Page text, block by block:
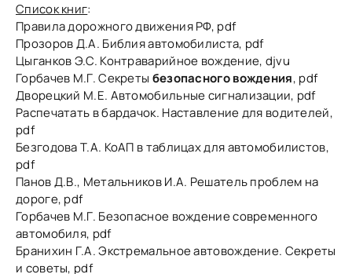
Список книг:
Правила дорожного движения РФ, pdf
Прозоров Д.А. Библия автомобилиста, pdf
Цыганков Э.С. Контраварийное вождение, djvu
Горбачев М.Г. Секреты безопасного вождения, pdf
Дворецкий М.Е. Автомобильные сигнализации, pdf
Распечатать в бардачок. Наставление для водителей,
pdf
Безгодова Т.А. КоАП в таблицах для автомобилистов,
pdf
Панов Д.В., Метальников И.А. Решатель проблем на
дороге, pdf
Горбачев М.Г. Безопасное вождение современного
автомобиля, pdf
Бранихин Г.А. Экстремальное автовождение. Секреты
и советы, pdf